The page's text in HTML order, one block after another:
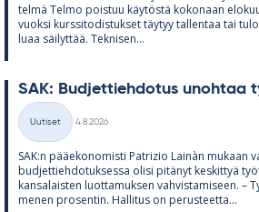
telmä Telmo pois­tuu käy­töstä ko­ko­naan
vuoksi kurs­si­to­dis­tuk­set täy­tyy tal­len­taa tai
luaa säi­lyt­tää. Tek­ni­sen...
SAK: Bud­jet­tieh­do­tus unoh­taa
Kategoriat
Uutiset
4.8.2026
SAK:n pää­e­ko­no­misti Pat­rizio Lainàn mu­kaan
bud­jet­tieh­do­tuk­sessa olisi pi­tä­nyt kes­kit­tyä
kan­sa­lais­ten luot­ta­muk­sen vah­vis­ta­mi­seen. –
me­nen pro­sen­tin. Hal­li­tus on pe­rus­teetta...